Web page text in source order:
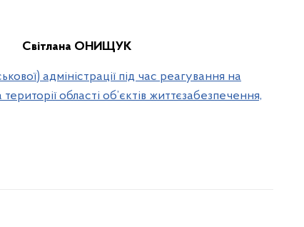
Світлана ОНИЩУК
адміністрації під час реагування на
області об’єктів життєзабезпечення,